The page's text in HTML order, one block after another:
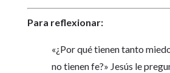
Para reflexionar:
«¿Por qué tienen tanto
no tienen fe?» Jesús le